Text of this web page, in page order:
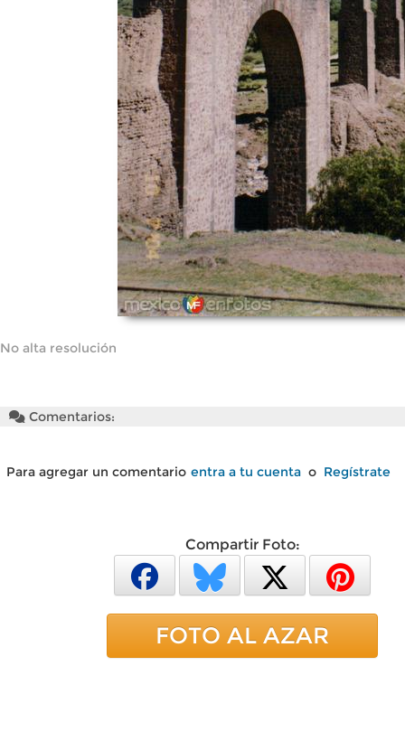
No alta resolución
Comentarios:
Para agregar un comentario entra a tu cuenta o Regístrate
Compartir Foto:
FOTO AL AZAR